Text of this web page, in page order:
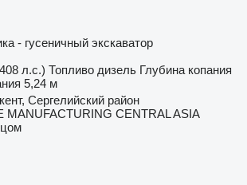
- гусеничный экскаватор
л.с.) Топливо дизель Глубина копания
5,24 м
Сергелийский район
MANUFACTURING CENTRAL ASIA